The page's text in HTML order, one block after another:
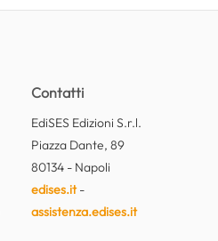
Contatti
EdiSES Edizioni S.r.l.
Piazza Dante, 89
80134 - Napoli
edises.it-
assistenza.edises.it